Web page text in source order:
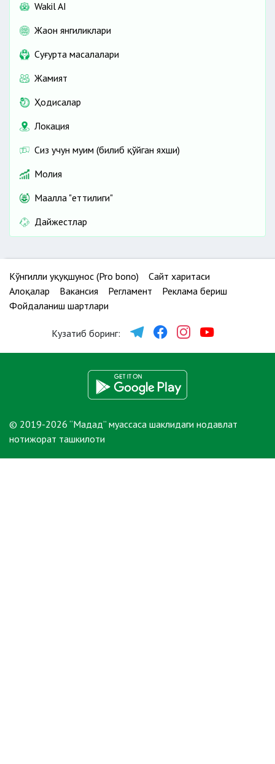
Wakil AI
Жаҳон янгиликлари
Cуғурта масалалари
Жамият
Ҳодисалар
Локация
Сиз учун муҳим (билиб қўйган яхши)
Молия
Маҳалла "еттилиги"
Дайжестлар
Кўнгилли ҳуқуқшунос (Pro bono)
Сайт харитаси
Алоқалар
Вакансия Регламент
Реклама бериш
Фойдаланиш шартлари
Кузатиб боринг:
© 2019-2026 “Мадад” муассаса шаклидаги нодавлат
нотижорат ташкилоти